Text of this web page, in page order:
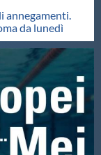
annegamenti.
da lunedì